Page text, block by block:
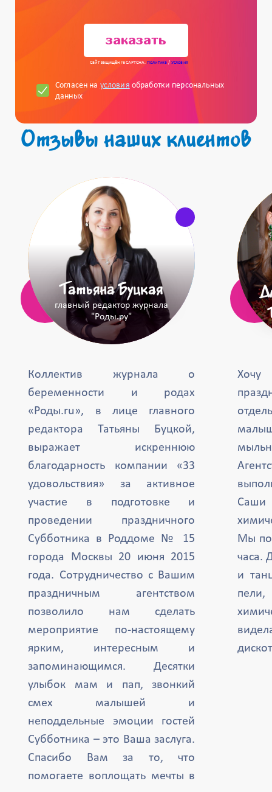
заказать
Сайт защищён reCAPTCHA. Политика/Условия
Согласен на условия обработки персональных
данных
Отзывы наших клиентов
Татьяна Буцкая
главный редактор журнала
"Роды.ру"
Коллектив журнала о
беременности и родах
«Роды.ru», в лице главного
редактора Татьяны Буцкой,
выражает искреннюю
благодарность компании «33
удовольствия» за активное
участие в подготовке и
проведении праздничного
Субботника в Роддоме № 15
города Москвы 20 июня 2015
года. Сотрудничество с Вашим
праздничным агентством
позволило нам сделать
мероприятие по-настоящему
ярким, интересным и
запоминающимся. Десятки
улыбок мам и пап, звонкий
смех малышей и
неподдельные эмоции гостей
Субботника – это Ваша заслуга.
Спасибо Вам за то, что
помогаете воплощать мечты в
Саши
Мы
часа.
и